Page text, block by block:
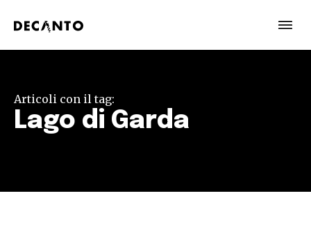
Articoli con il tag:
Lago di Garda